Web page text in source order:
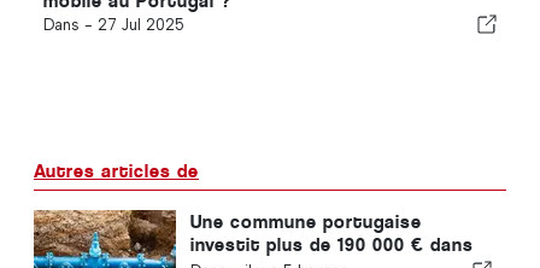
Dans - 27 Jul 2025
Autres articles de
Une commune portugaise
investit plus de 190 000 € dans